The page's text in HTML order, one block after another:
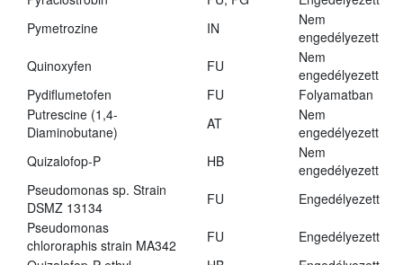
Pymetrozine
IN
Nem
engedélyezett
Quinoxyfen
FU
Nem
engedélyezett
Pydiflumetofen
FU
Folyamatban
Putrescine (1,4-
Diaminobutane)
AT
Nem
engedélyezett
Quizalofop-P
HB
Nem
engedélyezett
Pseudomonas sp. Strain
DSMZ 13134
FU
Engedélyezett
Pseudomonas
chlororaphis strain MA342
FU
Engedélyezett